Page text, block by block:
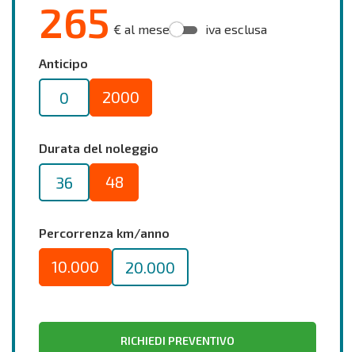
265 € al mese iva esclusa
Anticipo
0 2000
Durata del noleggio
36 48
Percorrenza km/anno
10.000 20.000
RICHIEDI PREVENTIVO